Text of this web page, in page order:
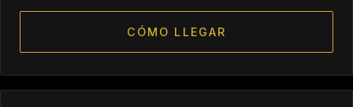
CÓMO LLEGAR